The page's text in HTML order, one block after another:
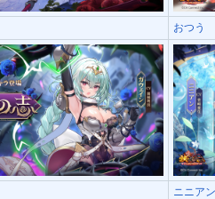
おつう
ニニア